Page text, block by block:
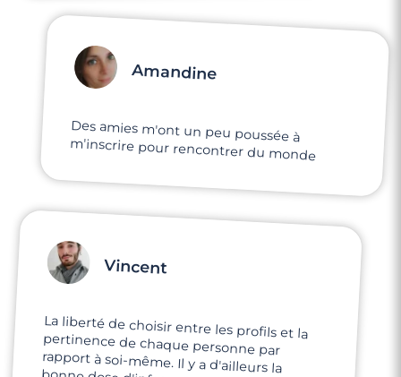
Amandine
Des amies m'ont un peu poussée à
m'inscrire pour rencontrer du monde
Vincent
La liberté de choisir entre les profils et la
pertinence de chaque personne par
rapport à soi-même. Il y a d'ailleurs la
bonne dose d'infos : ce su'il faut pour avoir